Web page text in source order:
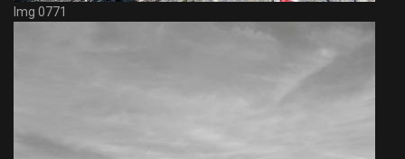
Img 0771